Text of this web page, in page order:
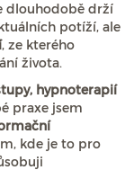
dlouhodobě drží
potíží, ale
, ze kterého
života.
hypnoterapií
praxe jsem
kde je to pro